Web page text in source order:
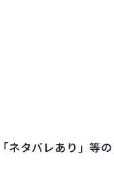
ネタバレあり」等の